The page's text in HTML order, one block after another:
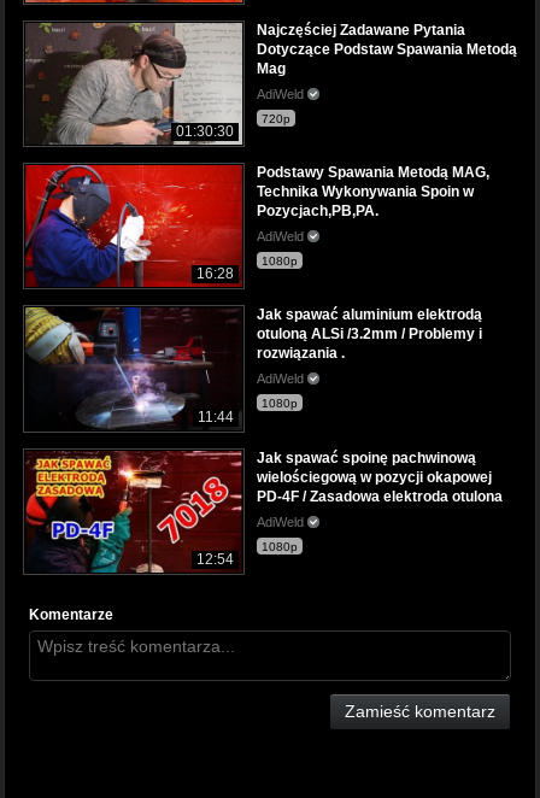
01:30:30
Najczęściej Zadawane Pytania
Dotyczące Podstaw Spawania Metodą
Mag
AdiWeld
720p
16:28
Podstawy Spawania Metodą MAG,
Technika Wykonywania Spoin w
Pozycjach,PB,PA.
AdiWeld
1080p
11:44
Jak spawać aluminium elektrodą
otuloną ALSi /3.2mm / Problemy i
rozwiązania .
AdiWeld
1080p
12:54
Jak spawać spoinę pachwinową
wielościegową w pozycji okapowej
PD-4F / Zasadowa elektroda otulona
AdiWeld
1080p
Komentarze
Zamieść komentarz